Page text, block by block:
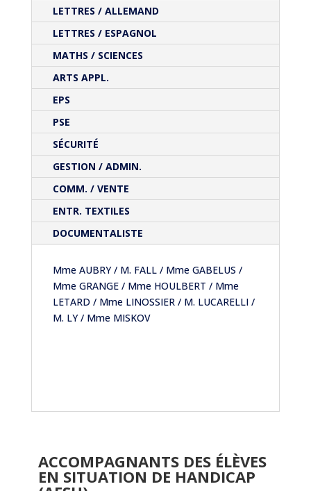
LETTRES / ALLEMAND
LETTRES / ESPAGNOL
MATHS / SCIENCES
ARTS APPL.
EPS
PSE
SÉCURITÉ
GESTION / ADMIN.
COMM. / VENTE
ENTR. TEXTILES
DOCUMENTALISTE
Mme AUBRY / M. FALL / Mme GABELUS /
Mme GRANGE / Mme HOULBERT / Mme
LETARD / Mme LINOSSIER / M. LUCARELLI /
M. LY / Mme MISKOV
ACCOMPAGNANTS DES ÉLÈVES
EN SITUATION DE HANDICAP